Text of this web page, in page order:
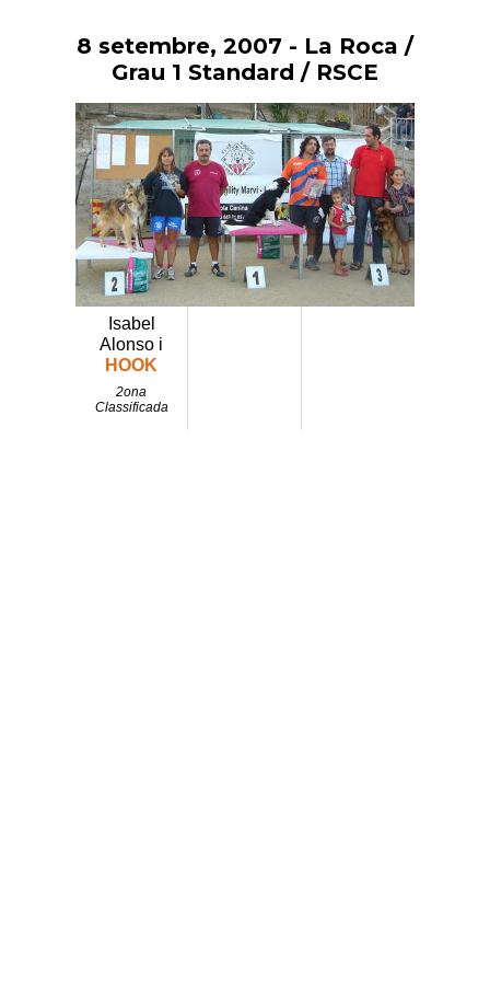
Vés
al
8 setembre, 2007 - La Roca /
Grau 1 Standard / RSCE
Isabel
Alonso i
HOOK
2ona
Classificada